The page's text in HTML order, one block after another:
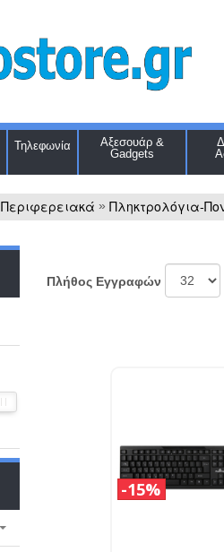
Τηλεφωνία
Αξεσουάρ &
Gadgets
Περιφερειακά » Πληκτρολόγια-
Πλήθος Εγγραφών
15%